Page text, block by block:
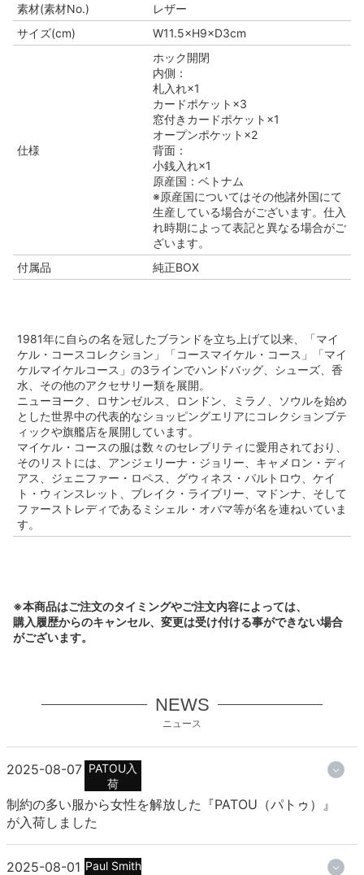
素材(素材No.)
レザー
サイズ(cm)
W11.5×H9×D3cm
仕様
ホック開閉
内側：
札入れ×1
カードポケット×3
窓付きカードポケット×1
オープンポケット×2
背面：
小銭入れ×1
原産国：ベトナム
※原産国についてはその他諸外国にて
生産している場合がございます。仕入
れ時期によって表記と異なる場合がご
ざいます。
付属品
純正BOX
1981年に自らの名を冠したブランドを立ち上げて以来、「マイ
ケル・コースコレクション」「コースマイケル・コース」「マイ
ケルマイケルコース」の3ラインでハンドバッグ、シューズ、香
水、その他のアクセサリー類を展開。
ニューヨーク、ロサンゼルス、ロンドン、ミラノ、ソウルを始め
とした世界中の代表的なショッピングエリアにコレクションブテ
ィックや旗艦店を展開しています。
マイケル・コースの服は数々のセレブリティに愛用されており、
そのリストには、アンジェリーナ・ジョリー、キャメロン・ディ
アス、ジェニファー・ロペス、グウィネス・パルトロウ、ケイ
ト・ウィンスレット、ブレイク・ライブリー、マドンナ、そして
ファーストレディであるミシェル・オバマ等が名を連ねいていま
す。
※本商品はご注文のタイミングやご注文内容によっては、
購入履歴からのキャンセル、変更は受け付ける事ができない場合
がございます。
NEWS
ニュース
2025-08-07 PATOU入
荷
制約の多い服から女性を解放した『PATOU（パトゥ）』
が入荷しました
2025-08-01 Paul Smith